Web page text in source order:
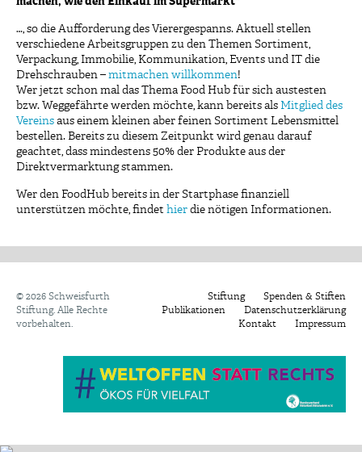
…, so die Aufforderung des Vierergespanns. Aktuell stellen
verschiedene Arbeitsgruppen zu den Themen Sortiment,
Verpackung, Immobilie, Kommunikation, Events und IT die
Drehschrauben – mitmachen willkommen!
Wer jetzt schon mal das Thema Food Hub für sich austesten
bzw. Weggefährte werden möchte, kann bereits als Mitglied des
Vereins aus einem kleinen aber feinen Sortiment Lebensmittel
bestellen. Bereits zu diesem Zeitpunkt wird genau darauf
geachtet, dass mindestens 50% der Produkte aus der
Direktvermarktung stammen.
Wer den FoodHub bereits in der Startphase finanziell
unterstützen möchte, findet hier die nötigen Informationen.
© 2026 Schweisfurth
Stiftung. Alle Rechte
vorbehalten.
Stiftung
Spenden & Stiften
Publikationen
Datenschutzerklärung
Kontakt
Impressum